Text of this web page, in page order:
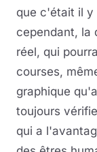
que c'était il y
cependant, la
réel, qui
courses,
graphique
toujours
qui a